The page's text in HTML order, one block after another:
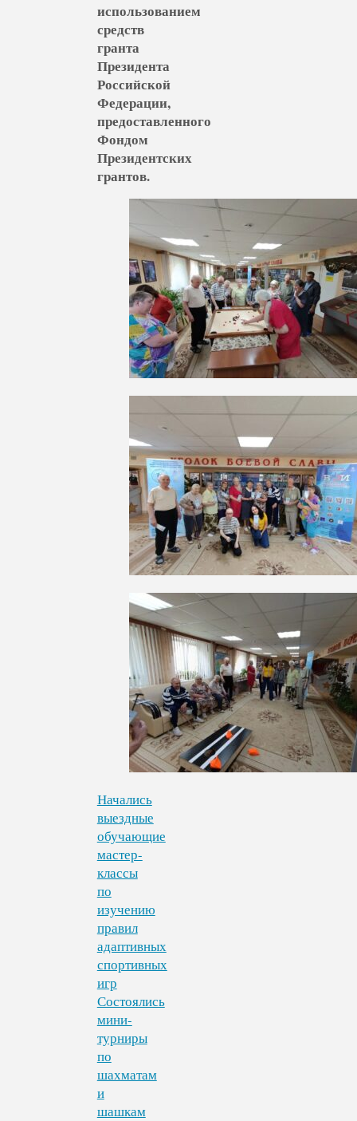
использованием
средств
гранта
Президента
Российской
Федерации,
предоставленного
Фондом
Президентских
грантов.
Начались
выездные
обучающие
мастер-
классы
по
изучению
правил
адаптивных
спортивных
игр
Состоялись
мини-
турниры
по
шахматам
и
шашкам